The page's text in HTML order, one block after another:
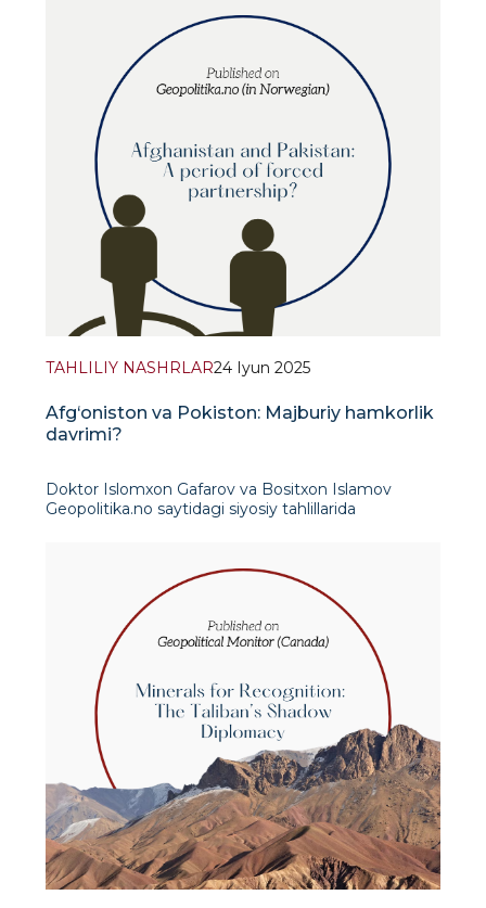
ro‘yxatidan chiqardi. Shu yilning may va iyun oylarida
Qozon hamda Sankt-Pet
TAHLILIY NASHRLAR24 Iyun 2025
Afg‘oniston va Pokiston: Majburiy hamkorlik
davrimi?
Doktor Islomxon Gafarov va Bositxon Islamov
Geopolitika.no saytidagi siyosiy tahlillarida